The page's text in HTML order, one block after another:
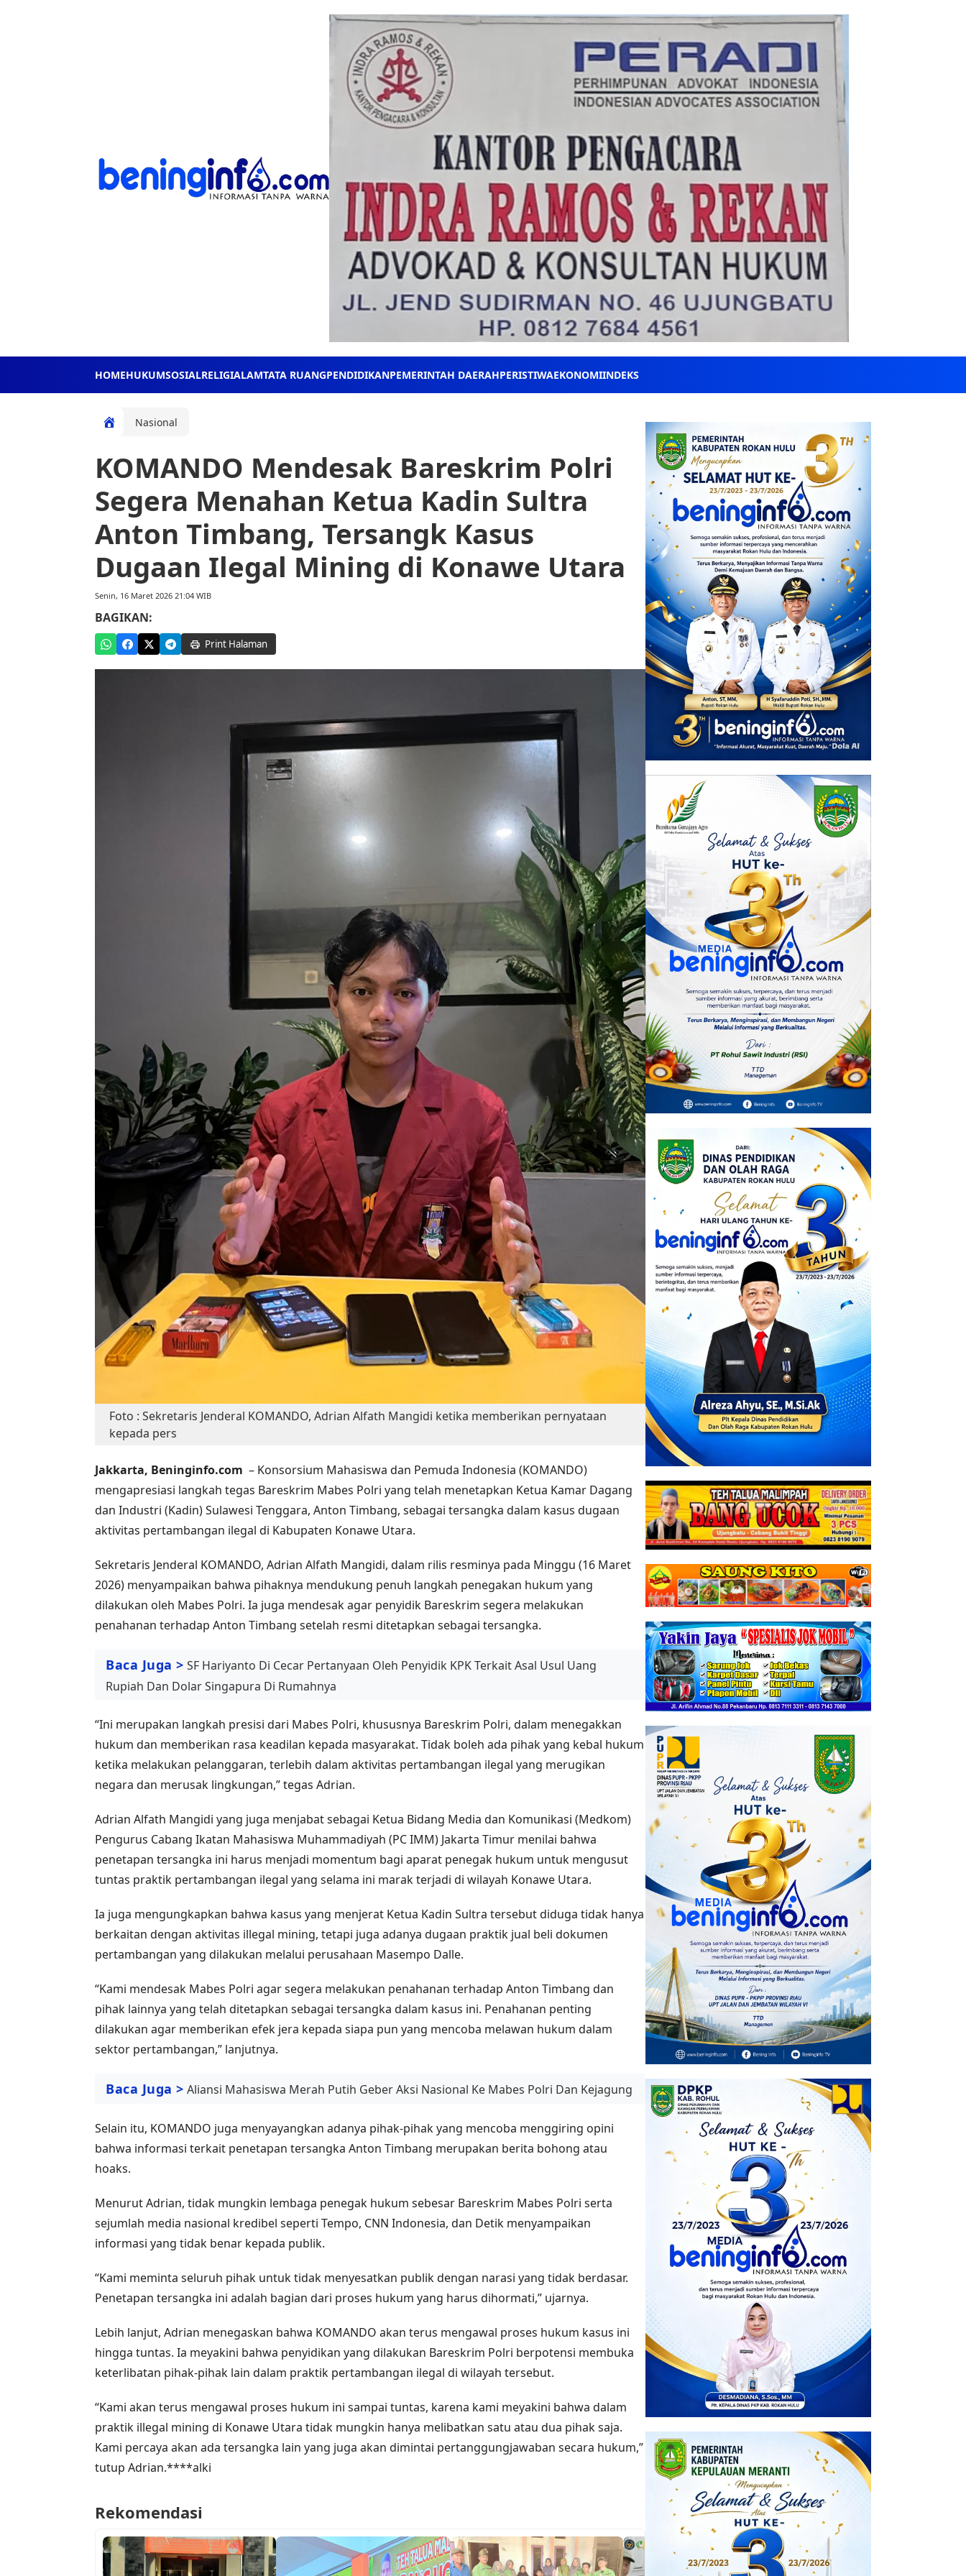
HOMEHUKUMSOSIALRELIGIALAMTATA RUANGPENDIDIKANPEMERINTAH DAERAHPERISTIWAEKONOMIINDEKS
Nasional
KOMANDO Mendesak Bareskrim Polri
Segera Menahan Ketua Kadin Sultra
Anton Timbang, Tersangk Kasus
Dugaan Ilegal Mining di Konawe Utara
Senin, 16 Maret 2026 21:04 WIB
BAGIKAN:
Print Halaman
Foto : Sekretaris Jenderal KOMANDO, Adrian Alfath Mangidi ketika memberikan pernyataan
kepada pers
Jakkarta, Beninginfo.com – Konsorsium Mahasiswa dan Pemuda Indonesia (KOMANDO)
mengapresiasi langkah tegas Bareskrim Mabes Polri yang telah menetapkan Ketua Kamar Dagang
dan Industri (Kadin) Sulawesi Tenggara, Anton Timbang, sebagai tersangka dalam kasus dugaan
aktivitas pertambangan ilegal di Kabupaten Konawe Utara.
Sekretaris Jenderal KOMANDO, Adrian Alfath Mangidi, dalam rilis resminya pada Minggu (16 Maret
2026) menyampaikan bahwa pihaknya mendukung penuh langkah penegakan hukum yang
dilakukan oleh Mabes Polri. Ia juga mendesak agar penyidik Bareskrim segera melakukan
penahanan terhadap Anton Timbang setelah resmi ditetapkan sebagai tersangka.
Baca Juga > SF Hariyanto Di Cecar Pertanyaan Oleh Penyidik KPK Terkait Asal Usul Uang
Rupiah Dan Dolar Singapura Di Rumahnya
“Ini merupakan langkah presisi dari Mabes Polri, khususnya Bareskrim Polri, dalam menegakkan
hukum dan memberikan rasa keadilan kepada masyarakat. Tidak boleh ada pihak yang kebal hukum
ketika melakukan pelanggaran, terlebih dalam aktivitas pertambangan ilegal yang merugikan
negara dan merusak lingkungan,” tegas Adrian.
Adrian Alfath Mangidi yang juga menjabat sebagai Ketua Bidang Media dan Komunikasi (Medkom)
Pengurus Cabang Ikatan Mahasiswa Muhammadiyah (PC IMM) Jakarta Timur menilai bahwa
penetapan tersangka ini harus menjadi momentum bagi aparat penegak hukum untuk mengusut
tuntas praktik pertambangan ilegal yang selama ini marak terjadi di wilayah Konawe Utara.
Ia juga mengungkapkan bahwa kasus yang menjerat Ketua Kadin Sultra tersebut diduga tidak hanya
berkaitan dengan aktivitas illegal mining, tetapi juga adanya dugaan praktik jual beli dokumen
pertambangan yang dilakukan melalui perusahaan Masempo Dalle.
“Kami mendesak Mabes Polri agar segera melakukan penahanan terhadap Anton Timbang dan
pihak lainnya yang telah ditetapkan sebagai tersangka dalam kasus ini. Penahanan penting
dilakukan agar memberikan efek jera kepada siapa pun yang mencoba melawan hukum dalam
sektor pertambangan,” lanjutnya.
Baca Juga > Aliansi Mahasiswa Merah Putih Geber Aksi Nasional Ke Mabes Polri Dan Kejagung
Selain itu, KOMANDO juga menyayangkan adanya pihak-pihak yang mencoba menggiring opini
bahwa informasi terkait penetapan tersangka Anton Timbang merupakan berita bohong atau
hoaks.
Menurut Adrian, tidak mungkin lembaga penegak hukum sebesar Bareskrim Mabes Polri serta
sejumlah media nasional kredibel seperti Tempo, CNN Indonesia, dan Detik menyampaikan
informasi yang tidak benar kepada publik.
“Kami meminta seluruh pihak untuk tidak menyesatkan publik dengan narasi yang tidak berdasar.
Penetapan tersangka ini adalah bagian dari proses hukum yang harus dihormati,” ujarnya.
Lebih lanjut, Adrian menegaskan bahwa KOMANDO akan terus mengawal proses hukum kasus ini
hingga tuntas. Ia meyakini bahwa penyidikan yang dilakukan Bareskrim Polri berpotensi membuka
keterlibatan pihak-pihak lain dalam praktik pertambangan ilegal di wilayah tersebut.
“Kami akan terus mengawal proses hukum ini sampai tuntas, karena kami meyakini bahwa dalam
praktik illegal mining di Konawe Utara tidak mungkin hanya melibatkan satu atau dua pihak saja.
Kami percaya akan ada tersangka lain yang juga akan dimintai pertanggungjawaban secara hukum,”
tutup Adrian.****alki
Rekomendasi